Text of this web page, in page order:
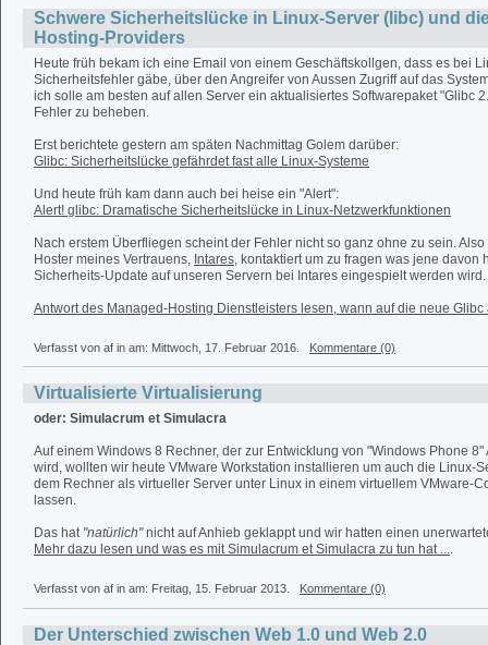
Schwere Sicherheitslücke in Linux-Server (libc) und
Hosting-Providers
Heute früh bekam ich eine Email von einem Geschäftskollgen, dass es bei
Sicherheitsfehler gäbe, über den Angreifer von Aussen Zugriff auf das
ich solle am besten auf allen Server ein aktualisiertes Softwarepaket "Glibc
Fehler zu beheben.
Erst berichtete gestern am späten Nachmittag Golem darüber:
Glibc: Sicherheitslücke gefährdet fast alle Linux-Systeme
Und heute früh kam dann auch bei heise ein "Alert":
Alert! glibc: Dramatische Sicherheitslücke in Linux-Netzwerkfunktionen
Nach erstem Überfliegen scheint der Fehler nicht so ganz ohne zu sein.
Hoster meines Vertrauens, Intares , kontaktiert um zu fragen was jene davon
Sicherheits-Update auf unseren Servern bei Intares eingespielt werden wird.
Antwort des Managed-Hosting Dienstleisters lesen, wann auf die neue Glibc
Verfasst von af in am: Mittwoch, 17. Februar 2016. Kommentare (0)
Virtualisierte Virtualisierung
oder: Simulacrum et Simulacra
Auf einem Windows 8 Rechner, der zur Entwicklung von "Windows Phone
wird, wollten wir heute VMware Workstation installieren um auch die Linux-
dem Rechner als virtueller Server unter Linux in einem virtuellem VMware-
lassen.
Das hat "natürlich"nicht auf Anhieb geklappt und wir hatten einen
Mehr dazu lesen und was es mit Simulacrum et Simulacra zu tun hat ....
Verfasst von af in am: Freitag, 15. Februar 2013. Kommentare (0)
Der Unterschied zwischen Web 1.0 und Web 2.0